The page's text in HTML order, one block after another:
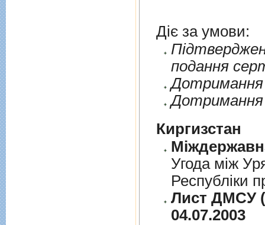
Діє за умови:
подання
Дотримання
Дотримання
Киргизстан
Угода між
Республіки
Лист ДМСУ
04.07.2003